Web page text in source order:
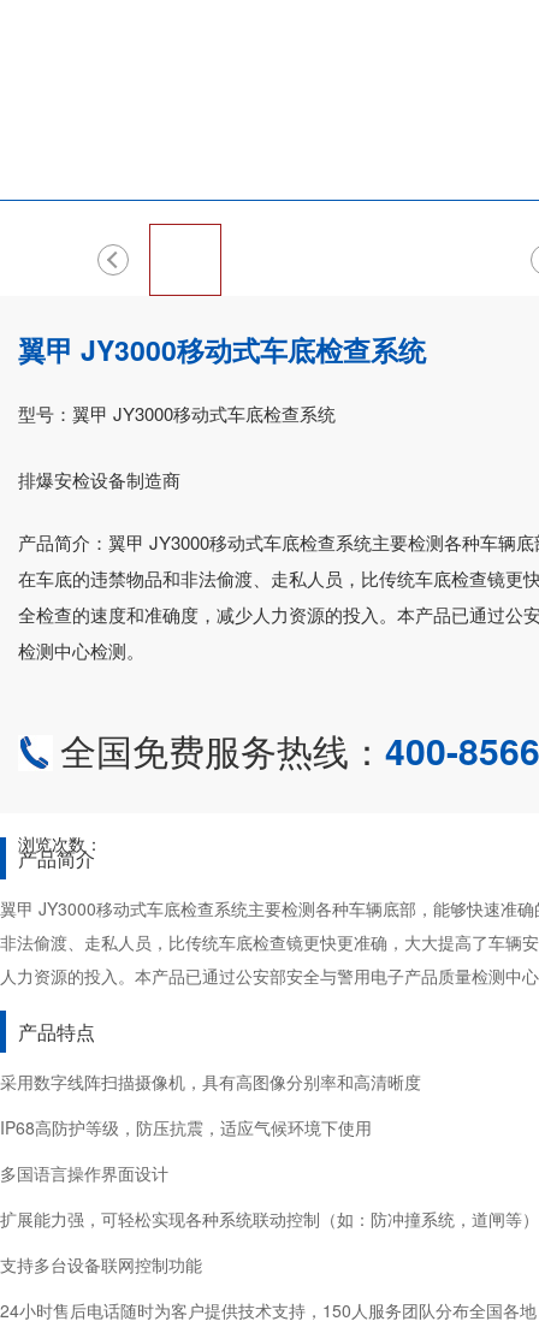
翼甲 JY3000移动式车底检查系统
型号：翼甲 JY3000移动式车底检查系统
排爆安检设备制造商
产品简介：翼甲 JY3000移动式车底检查系统主要检测各种车辆
在车底的违禁物品和非法偷渡、走私人员，比传统车底检查镜更
全检查的速度和准确度，减少人力资源的投入。本产品已通过公
检测中心检测。
全国免费服务热线： 400-
浏览次数：
产品简介
翼甲 JY3000移动式车底检查系统主要检测各种车辆底部，能够快速准
非法偷渡、走私人员，比传统车底检查镜更快更准确，大大提高了车辆
人力资源的投入。本产品已通过公安部安全与警用电子产品质量检测中
产品特点
采用数字线阵扫描摄像机，具有高图像分别率和高清晰度
IP68高防护等级，防压抗震，适应气候环境下使用
多国语言操作界面设计
扩展能力强，可轻松实现各种系统联动控制（如：防冲撞系统，道闸等）
支持多台设备联网控制功能
24小时售后电话随时为客户提供技术支持，150人服务团队分布全国各